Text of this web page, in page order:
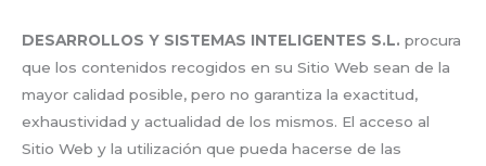
DESARROLLOS Y SISTEMAS INTELIGENTES S.L. procura
que los contenidos recogidos en su Sitio Web sean de la
mayor calidad posible, pero no garantiza la exactitud,
exhaustividad y actualidad de los mismos. El acceso al
Sitio Web y la utilización que pueda hacerse de las